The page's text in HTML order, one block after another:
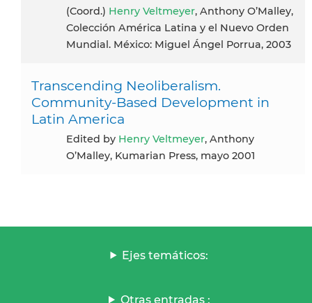
(Coord.) Henry Veltmeyer, Anthony O’Malley,
Colección América Latina y el Nuevo Orden
Mundial. México: Miguel Ángel Porrua, 2003
Transcending Neoliberalism.
Community-Based Development in
Latin America
Edited by Henry Veltmeyer, Anthony
O’Malley, Kumarian Press, mayo 2001
Ejes temáticos:
Otras entradas :